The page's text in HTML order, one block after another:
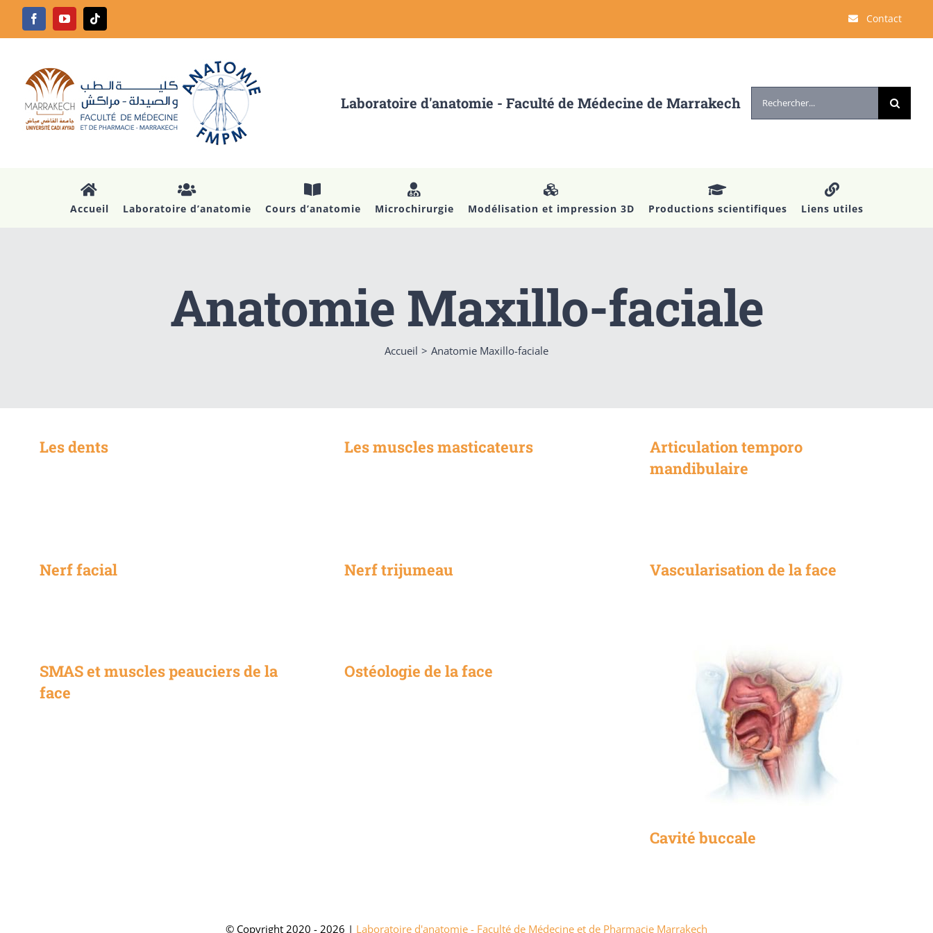
Passer
FacebookYouTubeTiktok Contact
Laboratoire d'anatomie - Faculté de Médecine de Marrakech Rechercher:
Accueil Laboratoire d’anatomie Cours d’anatomie Microchirurgie Modélisation et impression 3D Productions scientifiques Liens utiles
Anatomie Maxillo-faciale
Accueil Anatomie Maxillo-faciale
Les dents Les muscles masticateurs
Articulation temporo
mandibulaire
Nerf facial Nerf trijumeau Vascularisation de la face
SMAS et muscles peauciers de la
face
Ostéologie de la face
Cavité buccale
© Copyright 2020 - 2026 | Laboratoire d'anatomie - Faculté de Médecine et de Pharmacie Marrakech